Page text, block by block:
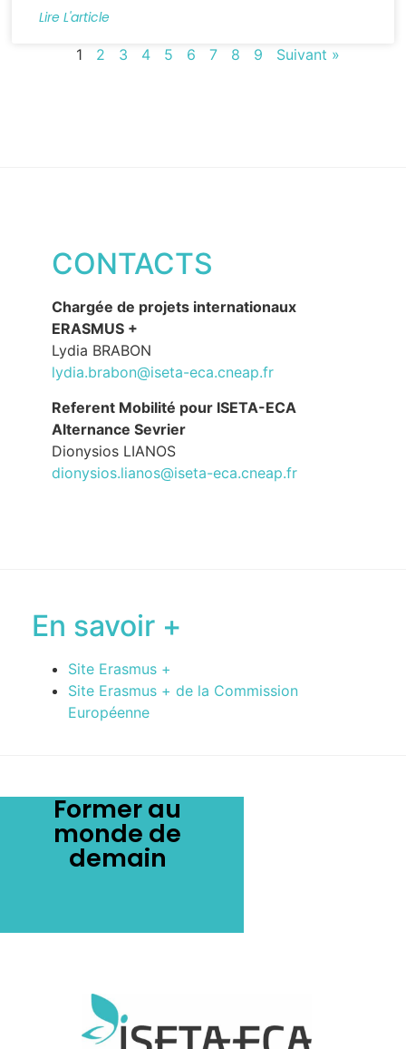
Lire L'article
1 2 3 4 5 6 7 8 9 Suivant »
CONTACTS
Chargée de projets internationaux
ERASMUS +
Lydia BRABON
lydia.brabon@iseta-eca.cneap.fr
Referent Mobilité pour ISETA-ECA
Alternance Sevrier
Dionysios LIANOS
dionysios.lianos@iseta-eca.cneap.fr
En savoir +
Site Erasmus +
Site Erasmus + de la Commission
Européenne
Former au
monde de
demain